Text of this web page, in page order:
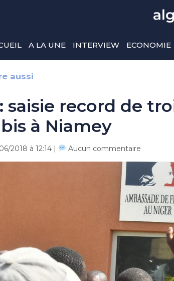
A LA UNE INTERVIEW ECONOMIE
aussi
saisie record de
à Niamey
2018 à 12:14 | Aucun commentaire